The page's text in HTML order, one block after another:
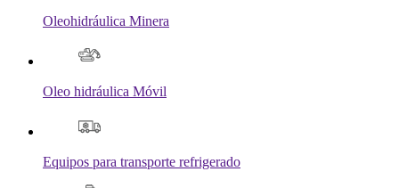
Oleohidráulica Minera
Oleo hidráulica Móvil
Equipos para transporte refrigerado